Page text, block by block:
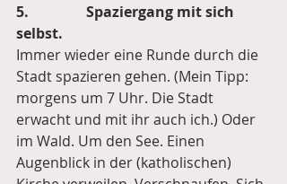
5.                Spaziergang mit sich
selbst.
Immer wieder eine Runde durch die
Stadt spazieren gehen. (Mein Tipp:
morgens um 7 Uhr. Die Stadt
erwacht und mit ihr auch ich.) Oder
im Wald. Um den See. Einen
Augenblick in der (katholischen)